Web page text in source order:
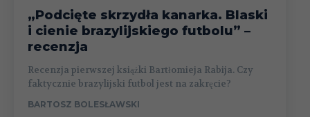
„Podcięte skrzydła kanarka. Blaski
i cienie brazylijskiego futbolu” –
recenzja
Recenzja pierwszej książki Bartłomieja Rabija. Czy
faktycznie brazylijski futbol jest na zakręcie?
BARTOSZ BOLESŁAWSKI